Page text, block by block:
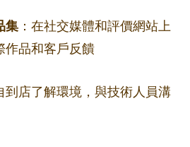
集 ：在社交媒體和評價網站上
作品和客戶反饋
到店了解環境，與技術人員溝